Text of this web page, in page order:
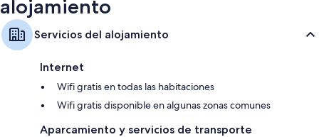
alojamiento
Servicios del alojamiento
Internet
Wifi gratis en todas las habitaciones
Wifi gratis disponible en algunas zonas comunes
Aparcamiento y servicios de transporte